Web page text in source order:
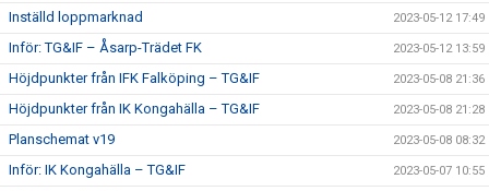
Inställd loppmarknad 2023-05-12 17:49
Inför: TG&IF – Åsarp-Trädet FK 2023-05-12 13:59
Höjdpunkter från IFK Falköping – TG&IF 2023-05-08 21:36
Höjdpunkter från IK Kongahälla – TG&IF 2023-05-08 21:28
Planschemat v19 2023-05-08 08:32
Inför: IK Kongahälla – TG&IF 2023-05-07 10:55